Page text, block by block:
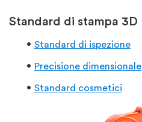
Standard di stampa 3D
Standard di ispezione
Precisione dimensionale
Standard cosmetici